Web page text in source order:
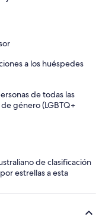
a los huéspedes
de todas las
género (LGBTQ+
de clasificación
estrellas a esta